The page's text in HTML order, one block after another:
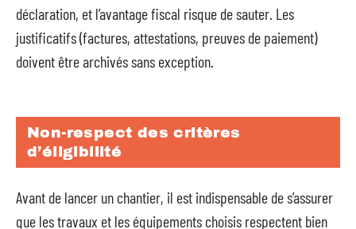
déclaration, et l’avantage fiscal risque de sauter. Les
justificatifs (factures, attestations, preuves de paiement)
doivent être archivés sans exception.
Non-respect des critères
d’éligibilité
Avant de lancer un chantier, il est indispensable de s’assurer
que les travaux et les équipements choisis respectent bien